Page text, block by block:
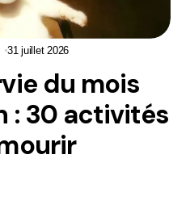
31 juillet 2026
du mois
: 30 activités